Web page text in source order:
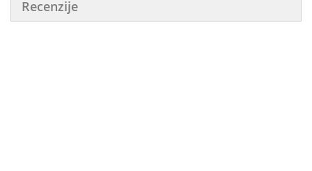
Recenzije